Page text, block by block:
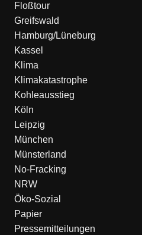
Floßtour
Greifswald
Hamburg/Lüneburg
Kassel
Klima
Klimakatastrophe
Kohleausstieg
Köln
Leipzig
München
Münsterland
No-Fracking
NRW
Öko-Sozial
Papier
Pressemitteilungen